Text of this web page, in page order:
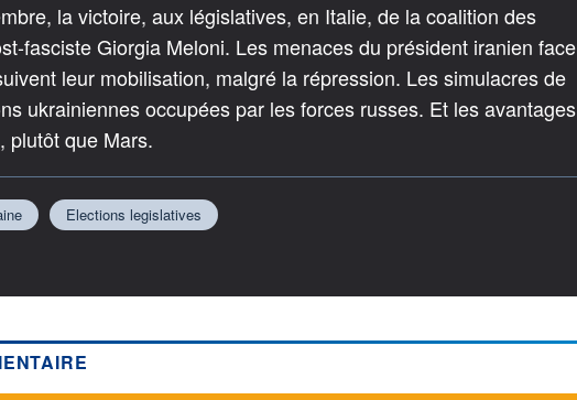
la victoire, aux législatives, en Italie, de la coalition des
fasciste Giorgia Meloni. Les menaces du président iranien face
leur mobilisation, malgré la répression. Les simulacres de
ukrainiennes occupées par les forces russes. Et les avantages
plutôt que Mars.
Elections legislatives